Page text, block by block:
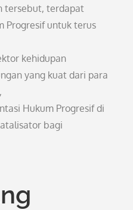
tersebut, terdapat
Progresif untuk terus
kehidupan
yang kuat dari para
Hukum Progresif di
bagi